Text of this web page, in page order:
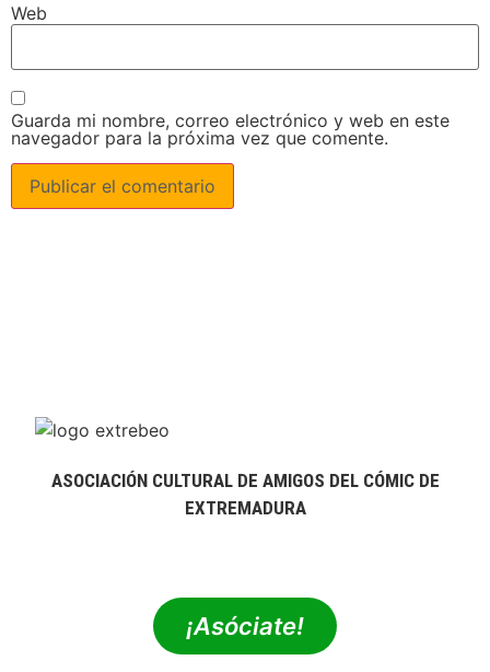
Web
Guarda mi nombre, correo electrónico y web en este
navegador para la próxima vez que comente.
ASOCIACIÓN CULTURAL DE AMIGOS DEL CÓMIC DE
EXTREMADURA
¡Asóciate!